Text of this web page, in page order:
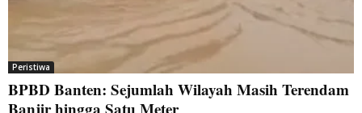
Peristiwa
BPBD Banten: Sejumlah Wilayah Masih Terendam
Banjir hingga Satu Meter